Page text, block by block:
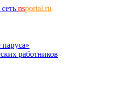
nsportal.ru
работников